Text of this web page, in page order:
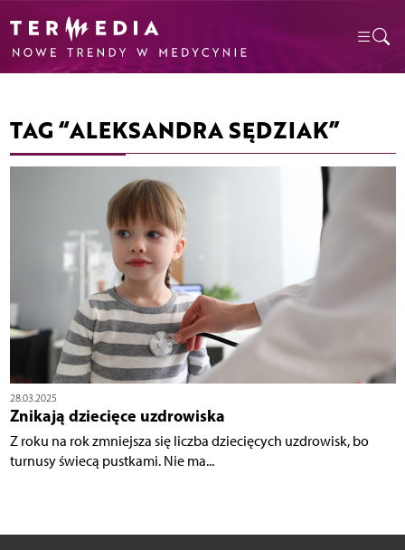
TAG “ALEKSANDRA SĘDZIAK”
28.03.2025
Znikają dziecięce uzdrowiska
Z roku na rok zmniejsza się liczba dziecięcych uzdrowisk, bo
turnusy świecą pustkami. Nie ma...